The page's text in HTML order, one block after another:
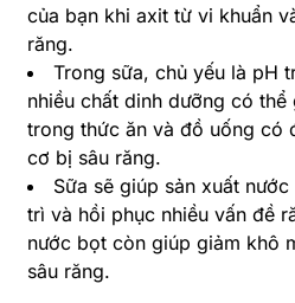
của bạn khi axit từ vi khuẩn
răng.
Trong sữa, chủ yếu là pH
nhiều chất dinh dưỡng có
trong thức ăn và đồ uống có
cơ bị sâu răng.
Sữa sẽ giúp sản xuất
trì và hồi phục nhiều vấn đề
nước bọt còn giúp giảm khô
sâu răng.